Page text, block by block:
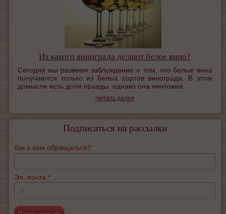
Из какого винограда делают белое вино?
Сегодня мы развеем заблуждение о том, что белые вина
получаются только из белых сортов винограда. В этом
домысле есть доля правды, однако она ничтожна.
Читать далее
Подписаться на рассылки
Как к вам обращаться?
Эл. почта *